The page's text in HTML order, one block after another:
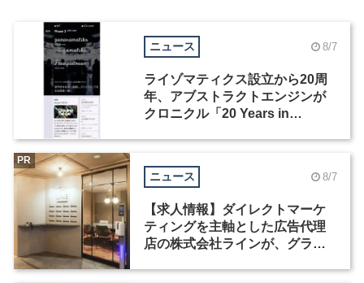
ニュース 8/7
ライゾマティクス設立から20周
年、アブストラクトエンジンが
クロニクル「20 Years in
ニュース 8/7
【求人情報】ダイレクトマーケ
ティングを主軸とした広告代理
店の株式会社ラインが、グラフ
PR